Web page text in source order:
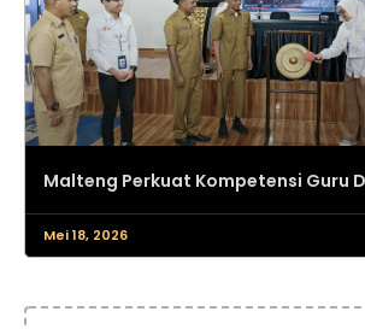
Malteng Perkuat Kompetensi Guru
Mei 18, 2026